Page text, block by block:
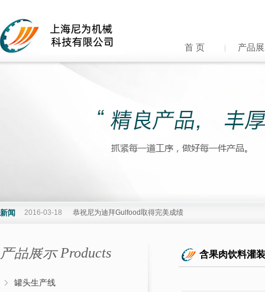
首 页 产品
新闻 2016-03-18 恭祝尼为迪拜Gulfood取得完美成绩
产品展示 Products
罐头生产线
含果肉饮料灌